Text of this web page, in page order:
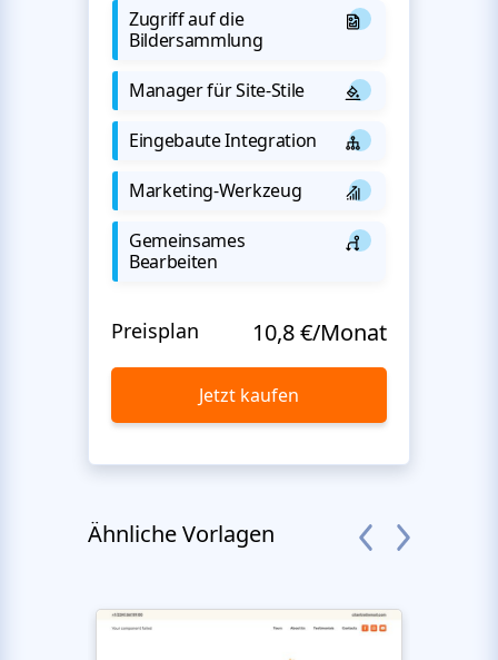
Zugriff auf die
Bildersammlung
Manager für Site-Stile
Eingebaute Integration
Marketing-Werkzeug
Gemeinsames
Bearbeiten
Preisplan 10,8 €/Monat
Jetzt kaufen
Ähnliche Vorlagen